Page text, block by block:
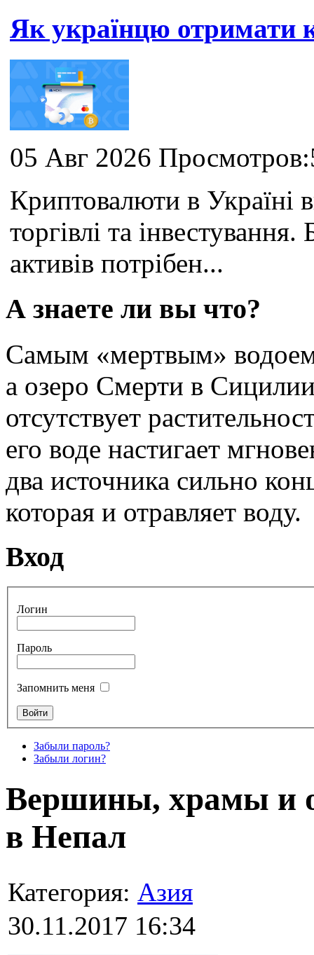
Як українцю отримати
05 Авг 2026
Криптовалюти в Україні
торгівлі та
активів потрібен...
А знаете ли вы что?
Самым «мертвым»
а озеро Смерти в
отсутствует
его воде настигает
два источника сильно
которая и отравляет воду.
Вход
Логин
Пароль
Запомнить меня
Забыли пароль?
Забыли логин?
Вершины, храмы и
в Непал
Категория: Азия
30.11.2017 16:34